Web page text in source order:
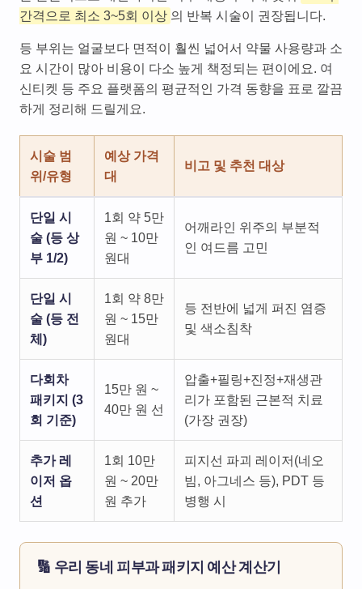
간격으로 최소 3~5회 이상 의 반복 시술이 권장됩니다.
등 부위는 얼굴보다 면적이 훨씬 넓어서 약물 사용량과 소
요 시간이 많아 비용이 다소 높게 책정되는 편이에요. 여
신티켓 등 주요 플랫폼의 평균적인 가격 동향을 표로 깔끔
하게 정리해 드릴게요.
시술 범
위/유형
예상 가격
대
비고 및 추천 대상
단일 시
술 (등 상
부 1/2)
1회 약 5만
원 ~ 10만
원대
어깨라인 위주의 부분적
인 여드름 고민
단일 시
술 (등 전
체)
1회 약 8만
원 ~ 15만
원대
등 전반에 넓게 퍼진 염증
및 색소침착
다회차
패키지 (3
회 기준)
15만 원 ~
40만 원 선
압출+필링+진정+재생관
리가 포함된 근본적 치료
(가장 권장)
추가 레
이저 옵
션
1회 10만
원 ~ 20만
원 추가
피지선 파괴 레이저(네오
빔, 아그네스 등), PDT 등
병행 시
🔢 우리 동네 피부과 패키지 예산 계산기